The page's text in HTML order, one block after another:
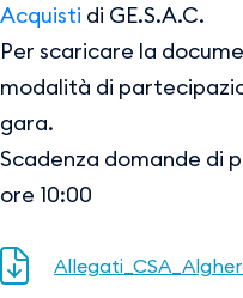
Acquisti di GE.S.A.C.
Per scaricare la
modalità di
gara.
Scadenza domande di
ore 10:00